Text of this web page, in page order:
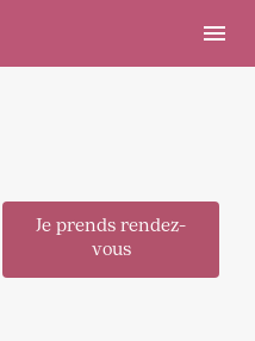
menu
Je prends rendez-
vous